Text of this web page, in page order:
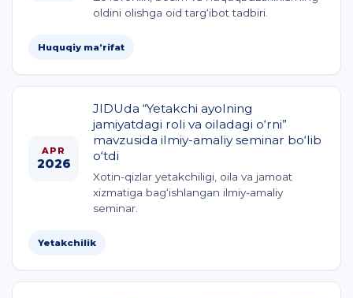
oldini olishga oid targ‘ibot tadbiri.
Huquqiy ma’rifat
APR
2026
JIDUda “Yetakchi ayolning
jamiyatdagi roli va oiladagi o‘rni”
mavzusida ilmiy-amaliy seminar bo‘lib
o‘tdi
Xotin-qizlar yetakchiligi, oila va jamoat
xizmatiga bag‘ishlangan ilmiy-amaliy
seminar.
Yetakchilik